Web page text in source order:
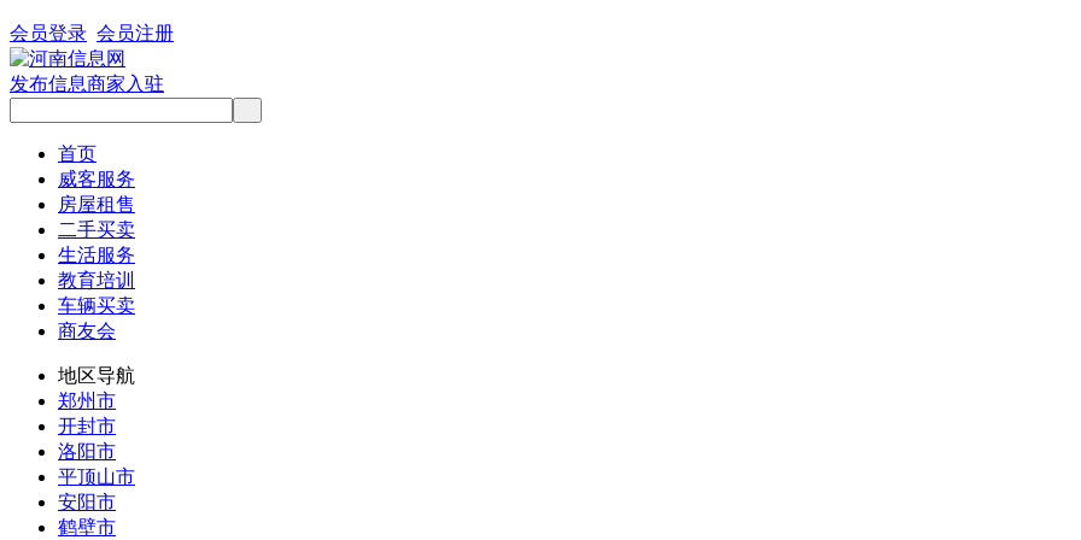
会员登录 会员注册
发布信息商家入驻
首页
威客服务
房屋租售
二手买卖
生活服务
教育培训
车辆买卖
商友会
地区导航
郑州市
开封市
洛阳市
平顶山市
安阳市
鹤壁市